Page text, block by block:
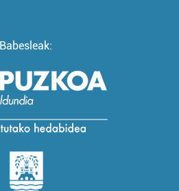
Babesleak: